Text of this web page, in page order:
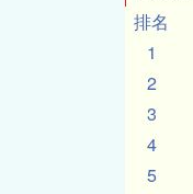
排名
1
2
3
4
5